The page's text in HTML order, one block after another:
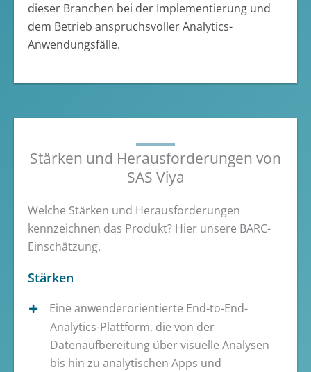
dieser Branchen bei der Implementierung und
dem Betrieb anspruchsvoller Analytics-
Anwendungsfälle.
Stärken und Herausforderungen von
SAS Viya
Welche Stärken und Herausforderungen
kennzeichnen das Produkt? Hier unsere BARC-
Einschätzung.
Stärken
Eine anwenderorientierte End-to-End-
Analytics-Plattform, die von der
Datenaufbereitung über visuelle Analysen
bis hin zu analytischen Apps und